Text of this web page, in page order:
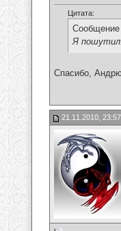
Цитата:
Сообщение
Я пошутил.
Спасибо,
21.11.2010, 23:57